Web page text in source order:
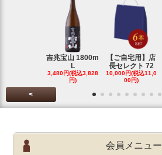
吉兆宝山 1800m
L
3,480円(税込3,828
円)
【ご自宅用】店
長セレクト 72
10,000円(税込11,0
00円)
<
会員メニュー